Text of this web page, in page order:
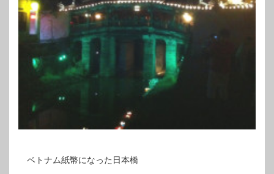
ベトナム紙幣になった日本橋